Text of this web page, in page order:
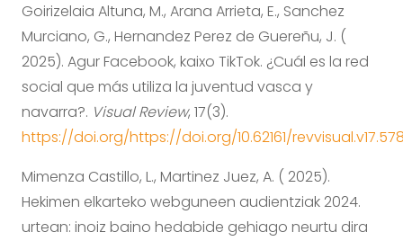
Goirizelaia Altuna, M., Arana Arrieta, E., Sanchez
Murciano, G., Hernandez Perez de Guereñu, J. (
2025). Agur Facebook, kaixo TikTok. ¿Cuál es la red
social que más utiliza la juventud vasca y
navarra?. Visual Review, 17(3).
https://doi.org/https://doi.org/10.62161/
Mimenza Castillo, L., Martinez Juez, A. ( 2025).
Hekimen elkarteko webguneen audientziak 2024.
urtean: inoiz baino hedabide gehiago neurtu dira